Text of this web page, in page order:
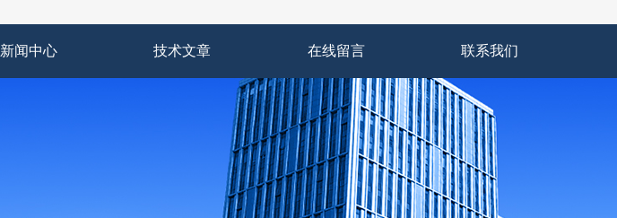
新闻中心 技术文章 在线留言 联系我们